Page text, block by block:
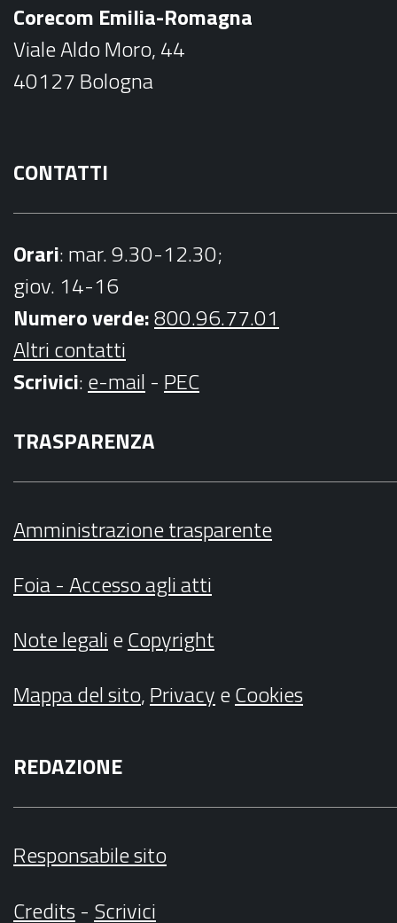
k
a
Corecom Emilia-Romagna
Viale Aldo Moro, 44
40127 Bologna
CONTATTI
Orari: mar. 9.30-12.30;
giov. 14-16
Numero verde:800.96.77.01
Altri contatti
Scrivici:e-mail - PEC
TRASPARENZA
Amministrazione trasparente
Foia - Accesso agli atti
Note legalieCopyright
Mappa del sito,PrivacyeCookies
REDAZIONE
Responsabile sito
Credits- Scrivici